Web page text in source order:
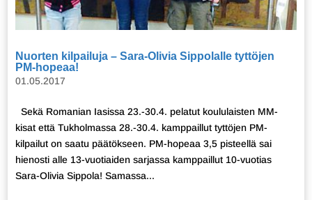
Nuorten kilpailuja – Sara-Olivia Sippolalle tyttöjen
PM-hopeaa!
01.05.2017
Sekä Romanian Iasissa 23.-30.4. pelatut koululaisten MM-
kisat että Tukholmassa 28.-30.4. kamppaillut tyttöjen PM-
kilpailut on saatu päätökseen. PM-hopeaa 3,5 pisteellä sai
hienosti alle 13-vuotiaiden sarjassa kamppaillut 10-vuotias
Sara-Olivia Sippola! Samassa...